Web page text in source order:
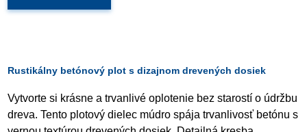
Rustikálny betónový plot s dizajnom drevených dosiek
Vytvorte si krásne a trvanlivé oplotenie bez starostí o údržbu
dreva. Tento plotový dielec múdro spája trvanlivosť betónu s